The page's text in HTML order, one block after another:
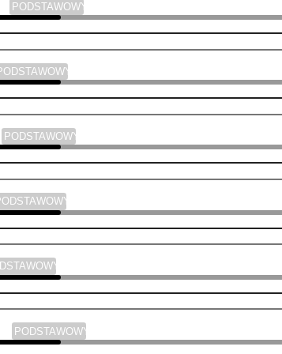
PODSTAWOWY
PODSTAWOWY
PODSTAWOWY
PODSTAWOWY
PODSTAWOWY